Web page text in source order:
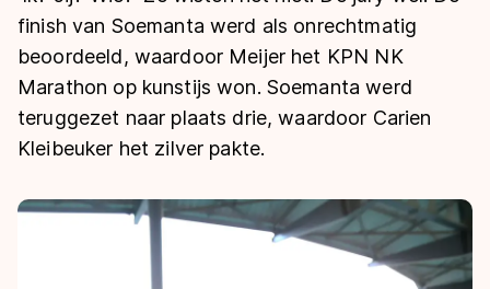
Kunstschaatsen
Schoonrijden
Natuurijs
Marathon
Inlineskaten
Kunstschaatsen
Persoonlijke records & tijden
Historie & statistiek
De weg op
Inschrijven wedstrijden
Algemene Nederlandse Schaatstijd
Deze zomer de weg op
Schaatsfans
Alles voor jou als schaatsfan
Tickets
Olympische Spelen
Olympische Spelen
Medaille overzicht
finish van Soemanta werd als onrechtmatig
beoordeeld, waardoor Meijer het KPN NK
Marathon op kunstijs won. Soemanta werd
teruggezet naar plaats drie, waardoor Carien
Kleibeuker het zilver pakte.